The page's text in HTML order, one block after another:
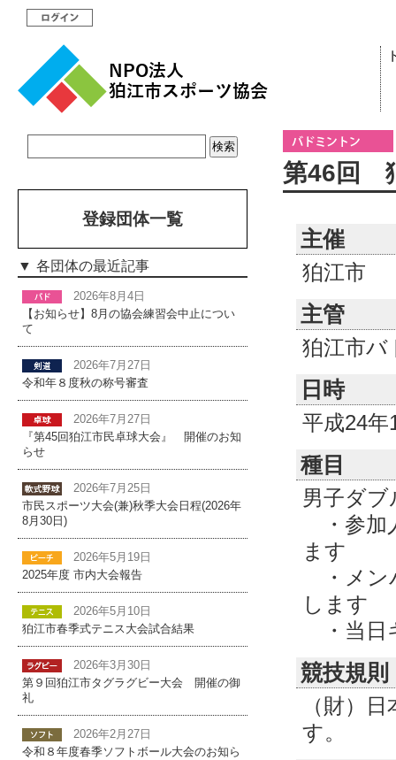
第46回
主催
狛江市
主管
狛江市バ
日時
平成24
種目
男子ダ
・参加
ます
・メン
します
・当日
競技規則
（財）
す。
登録団体一覧
各団体の最近記事
2026年8月4日
【お知らせ】8月の協会練習会中止につい
て
2026年7月27日
令和年８度秋の称号審査
2026年7月27日
『第45回狛江市民卓球大会』 開催のお知
らせ
2026年7月25日
市民スポーツ大会(兼)秋季大会日程(2026年
8月30日)
2026年5月19日
2025年度 市内大会報告
2026年5月10日
狛江市春季式テニス大会試合結果
2026年3月30日
第９回狛江市タグラグビー大会 開催の御
礼
2026年2月27日
令和８年度春季ソフトボール大会のお知ら